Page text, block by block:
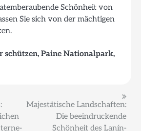
Schönheit von
Sie sich von der mächtigen
schützen, Paine Nationalpark,
Majestätische Landschaften:
Die beeindruckende
Schönheit des Lanín-